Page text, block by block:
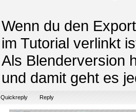
Wenn du den
im Tutorial verlinkt
Als Blenderversion
und damit geht es
Quickreply Reply